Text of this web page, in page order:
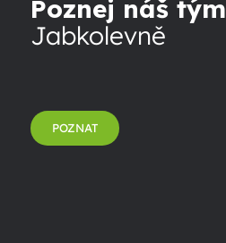
Poznej náš tým
Jabkolevně
POZNAT